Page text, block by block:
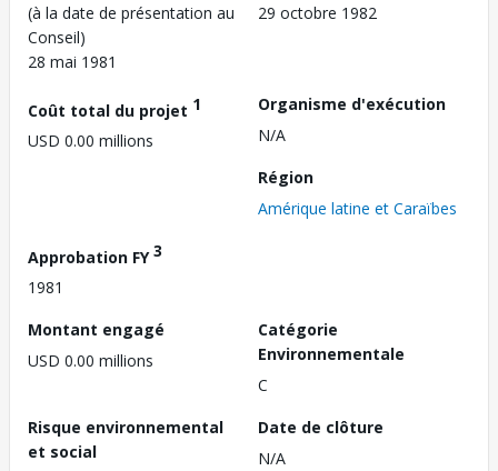
(à la date de présentation au
Conseil)
28 mai 1981
29 octobre 1982
Coût total du projet 1
USD 0.00 millions
Organisme d'exécution
N/A
Région
Amérique latine et Caraïbes
Approbation FY3
1981
Montant engagé
USD 0.00 millions
Catégorie
Environnementale
C
Risque environnemental
et social
Date de clôture
N/A